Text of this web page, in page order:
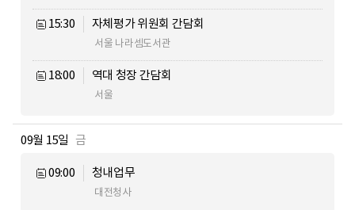
15:30 자체평가 위원회 간담회
서울 나라셈도서관
18:00 역대 청장 간담회
서울
09월 15일 금
09:00 청내업무
대전청사